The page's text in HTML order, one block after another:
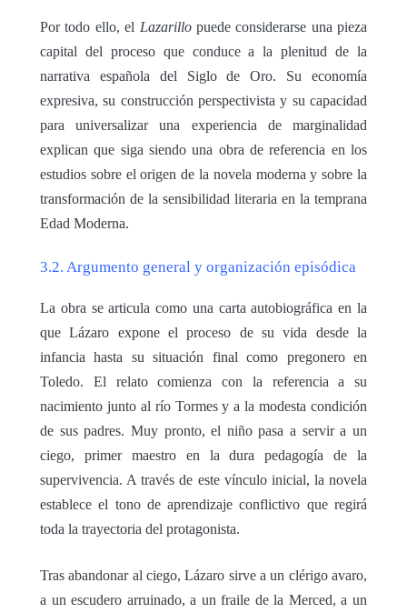
Por todo ello, el Lazarillopuede considerarse una pieza
capital del proceso que conduce a la plenitud de la
narrativa española del Siglo de Oro. Su economía
expresiva, su construcción perspectivista y su capacidad
para universalizar una experiencia de marginalidad
explican que siga siendo una obra de referencia en los
estudios sobre el origen de la novela moderna y sobre la
transformación de la sensibilidad literaria en la temprana
Edad Moderna.
3.2. Argumento general y organización episódica
La obra se articula como una carta autobiográfica en la
que Lázaro expone el proceso de su vida desde la
infancia hasta su situación final como pregonero en
Toledo. El relato comienza con la referencia a su
nacimiento junto al río Tormes y a la modesta condición
de sus padres. Muy pronto, el niño pasa a servir a un
ciego, primer maestro en la dura pedagogía de la
supervivencia. A través de este vínculo inicial, la novela
establece el tono de aprendizaje conflictivo que regirá
toda la trayectoria del protagonista.
Tras abandonar al ciego, Lázaro sirve a un clérigo avaro,
a un escudero arruinado, a un fraile de la Merced, a un